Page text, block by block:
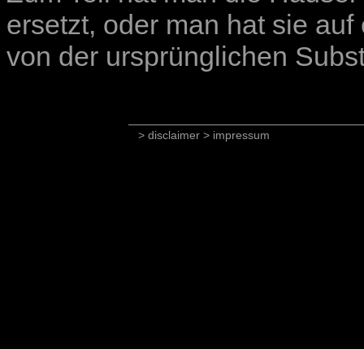
ersetzt, oder man hat sie
von der ursprünglichen
> disclaimer > impressum